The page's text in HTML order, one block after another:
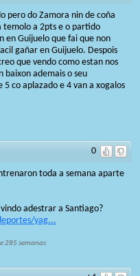
pero do Zamora nin de coña
temolo a 2pts e o partido
en Guijuelo que fai que non
gañar en Guijuelo. Despois
que vendo como estan nos
baixon ademais o seu
co aplazado e 4 van a xogalos
0
toda a semana aparte
adestrar a Santiago?
yag...
285 semanas